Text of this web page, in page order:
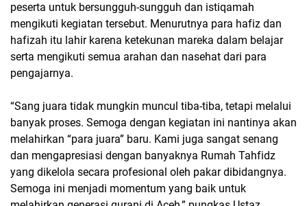
peserta untuk bersungguh-sungguh dan istiqamah
mengikuti kegiatan tersebut. Menurutnya para hafiz dan
hafizah itu lahir karena ketekunan mareka dalam belajar
serta mengikuti semua arahan dan nasehat dari para
pengajarnya.
“Sang juara tidak mungkin muncul tiba-tiba, tetapi melalui
banyak proses. Semoga dengan kegiatan ini nantinya akan
melahirkan “para juara” baru. Kami juga sangat senang
dan mengapresiasi dengan banyaknya Rumah Tahfidz
yang dikelola secara profesional oleh pakar dibidangnya.
Semoga ini menjadi momentum yang baik untuk